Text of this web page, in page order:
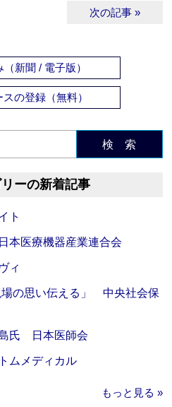
次の記事 »
新聞 / 電子版）
の登録（無料）
検 索
ーの新着記事
ト
本医療機器産業連合会
ィ
場の思い伝える」 中央社会保
氏 日本医師会
ムメディカル
もっと見る »